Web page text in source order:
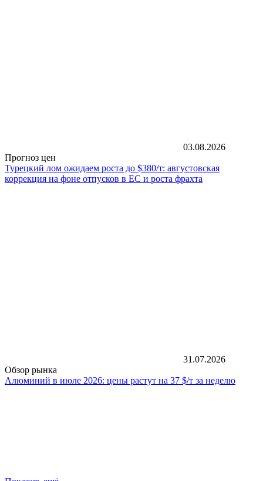
03.08.2026
Прогноз цен
Турецкий лом ожидаем роста до $380/т: августовская
коррекция на фоне отпусков в ЕС и роста фрахта
31.07.2026
Обзор рынка
Алюминий в июле 2026: цены растут на 37 $/т за неделю